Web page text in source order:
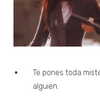
Te pones toda
alguien.